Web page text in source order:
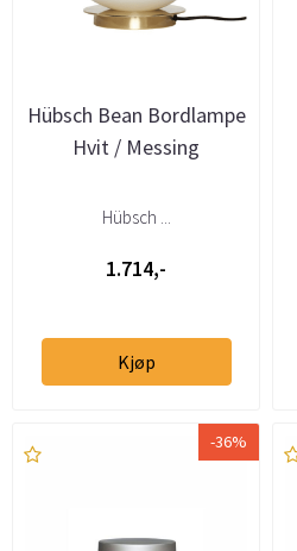
Hübsch Bean Bordlampe
Hvit / Messing
Hübsch ...
1.714,-
Kjøp
-36%